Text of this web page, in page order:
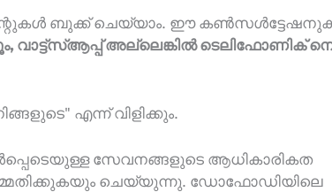
ബുക്ക് ചെയ്യാം. ഈ
വാട്ട്‌സ്ആപ്പ് അല്ലെങ്കിൽ ടെലിഫോണിക്
എന്ന് വിളിക്കും.
സേവനങ്ങളുടെ ആധികാരികത
ചെയ്യുന്നു. ഡോഫോഡിയിലെ